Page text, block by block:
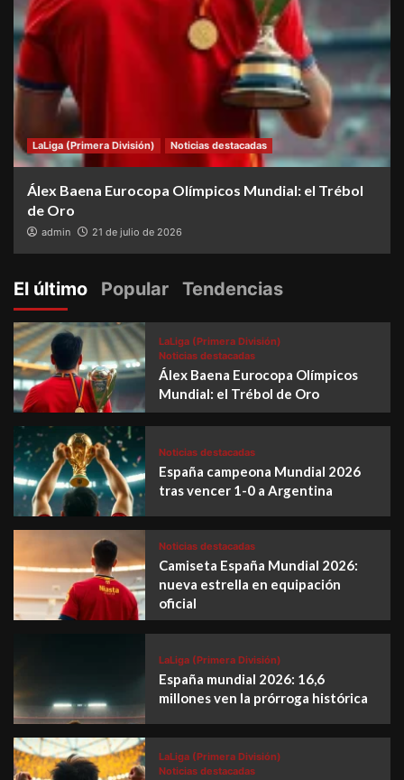
LaLiga (Primera División) Noticias destacadas
Álex Baena Eurocopa Olímpicos Mundial: el Trébol
de Oro
admin 21 de julio de 2026
El último Popular Tendencias
LaLiga (Primera División)
Noticias destacadas
Álex Baena Eurocopa Olímpicos
Mundial: el Trébol de Oro
Noticias destacadas
España campeona Mundial 2026
tras vencer 1-0 a Argentina
Noticias destacadas
Camiseta España Mundial 2026:
nueva estrella en equipación
oficial
LaLiga (Primera División)
España mundial 2026: 16,6
millones ven la prórroga histórica
LaLiga (Primera División)
Noticias destacadas